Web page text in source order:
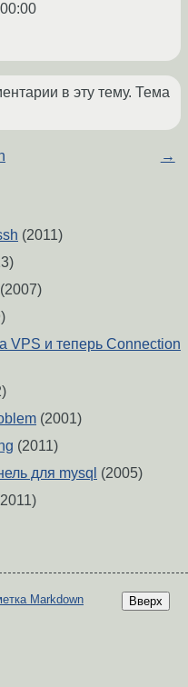
в эту тему. Тема
→
(2011)
(2007)
VPS и теперь Connection
(2001)
(2011)
для mysql (2005)
Вверх
Markdown